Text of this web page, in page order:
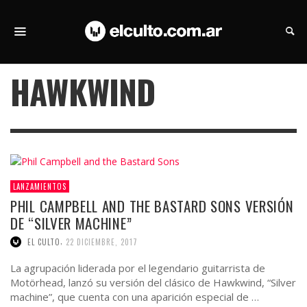
HAWKWIND
LANZAMIENTOS
PHIL CAMPBELL AND THE BASTARD SONS VERSIÓN
DE “SILVER MACHINE”
EL CULTO, 22 DICIEMBRE, 2017
La agrupación liderada por el legendario guitarrista de
Motörhead, lanzó su versión del clásico de Hawkwind, “Silver
machine”, que cuenta con una aparición especial de …